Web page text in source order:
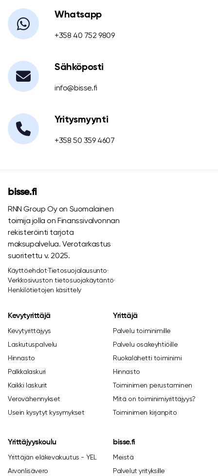
Whatsapp
+358 40 752 9809
Sähköposti
info@bisse.fi
Yritysmyynti
+358 50 359 4607
bisse.fi
RNN Group Oy on Suomalainen
toimija jolla on Finanssivalvonnan
rekisteröinti tarjota
maksupalvelua. Verotarkastus
suoritettu v. 2025.
Käyttöehdot·Tietosuojalausunto·
Verkkosivuston tietosuojakäytäntö·
Henkilötietojen käsittely
Kevytyrittäjä
Kevytyrittäjyys
Laskutuspalvelu
Hinnasto
Palkkalaskuri
Kaikki laskurit
Verovähennykset
Usein kysytyt kysymykset
Yrittäjä
Palvelu toiminimille
Palvelu osakeyhtiöille
Ruokalähetti toiminimi
Hinnasto
Toiminimen perustaminen
Mitä on toiminimiyrittäjyys?
Toiminimen kirjanpito
Yrittäjyyskoulu
Yrittäjän eläkevakuutus - YEL
Arvonlisävero
bisse.fi
Meistä
Palvelut yrityksille